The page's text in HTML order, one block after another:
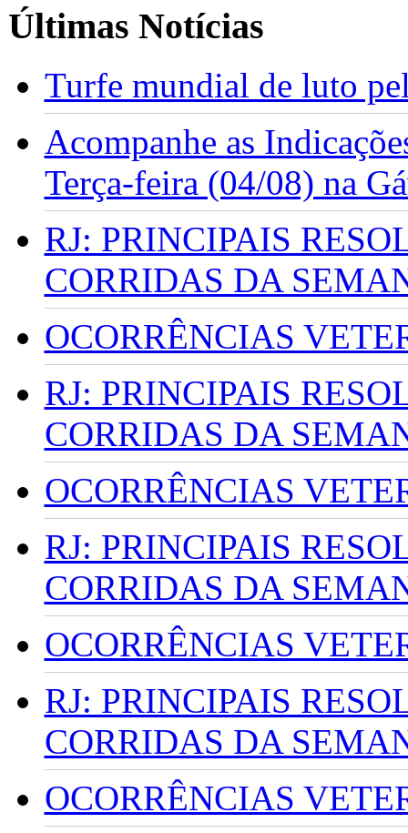
Últimas Notícias
Turfe mundial de luto
Acompanhe as
Terça-feira (04/08) na
RJ: PRINCIPAIS
CORRIDAS DA
OCORRÊNCIAS
RJ: PRINCIPAIS
CORRIDAS DA
OCORRÊNCIAS
RJ: PRINCIPAIS
CORRIDAS DA
OCORRÊNCIAS
RJ: PRINCIPAIS
CORRIDAS DA
OCORRÊNCIAS